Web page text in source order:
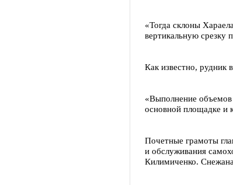
«Тогда склоны
вертикальную
Как известно, рудник
«Выполнение объемов
основной площадке и
Почетные грамоты
и обслуживания
Килимиченко.